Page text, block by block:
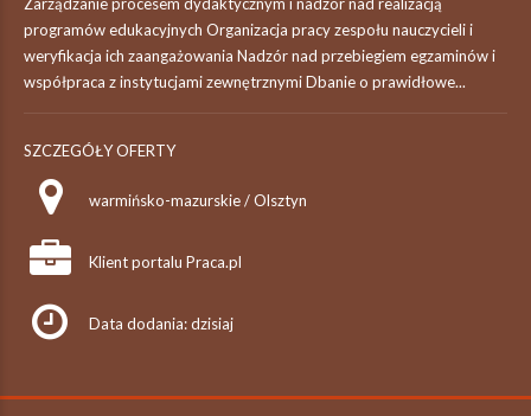
programów edukacyjnych Organizacja pracy zespołu nauczycieli i
weryfikacja ich zaangażowania Nadzór nad przebiegiem egzaminów i
współpraca z instytucjami zewnętrznymi Dbanie o prawidłowe...
SZCZEGÓŁY OFERTY
warmińsko-mazurskie / Olsztyn
Klient portalu Praca.pl
Data dodania: dzisiaj